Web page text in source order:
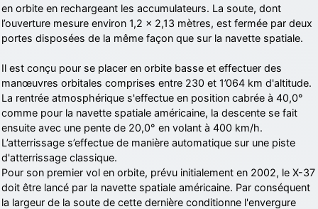
en orbite en rechargeant les accumulateurs. La soute, dont
l’ouverture mesure environ 1,2 x 2,13 mètres, est fermée par deux
portes disposées de la même façon que sur la navette spatiale.
Il est conçu pour se placer en orbite basse et effectuer des
manœuvres orbitales comprises entre 230 et 1’064 km d'altitude.
La rentrée atmosphérique s'effectue en position cabrée à 40,0°
comme pour la navette spatiale américaine, la descente se fait
ensuite avec une pente de 20,0° en volant à 400 km/h.
L’atterrissage s’effectue de manière automatique sur une piste
d'atterrissage classique.
Pour son premier vol en orbite, prévu initialement en 2002, le X-37
doit être lancé par la navette spatiale américaine. Par conséquent
la largeur de la soute de cette dernière conditionne l'envergure